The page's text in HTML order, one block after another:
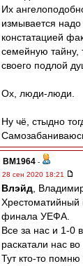
Их
измывается
констатацией
семейную тайну,
своего подлой
Ох, люди-люди.
Ну чё, стыдно
BM1964 -
28 сен 2020 18:21
Влэйд ,
Хрестоматийный
финала УЕФА.
Все за нас и 1-0
раскатали нас
Тут кто-то